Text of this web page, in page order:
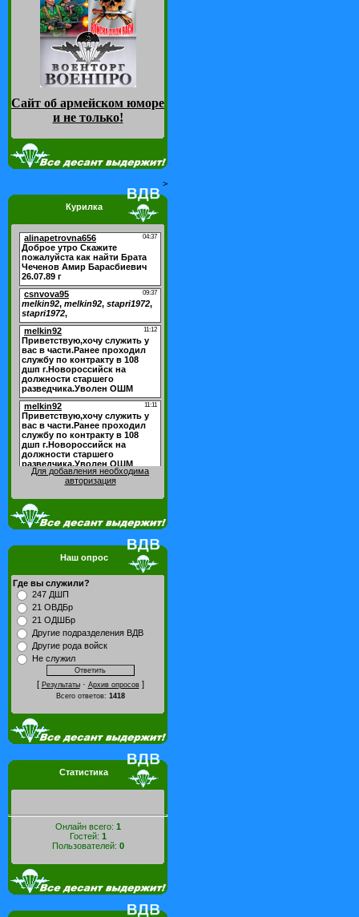
Сайт об армейском юморе
и не только!
>
Курилка
Для добавления необходима
авторизация
Наш опрос
Где вы служили?
247 ДШП
21 ОВДБр
21 ОДШБр
Другие подразделения ВДВ
Другие рода войск
Не служил
[ Результаты· Архив опросов]
Всего ответов: 1418
Статистика
Онлайн всего: 1
Гостей: 1
Пользователей: 0